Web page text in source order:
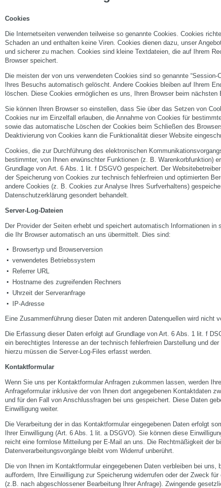
Cookies
Die Internetseiten verwenden teilweise so genannte Cookies. Cookies
Schaden an und enthalten keine Viren. Cookies dienen dazu, unser
und sicherer zu machen. Cookies sind kleine Textdateien, die auf Ihrem
Browser speichert.
Die meisten der von uns verwendeten Cookies sind so genannte “Session-
Ihres Besuchs automatisch gelöscht. Andere Cookies bleiben auf Ihrem
löschen. Diese Cookies ermöglichen es uns, Ihren Browser beim nächsten
Sie können Ihren Browser so einstellen, dass Sie über das Setzen von
Cookies nur im Einzelfall erlauben, die Annahme von Cookies für
sowie das automatische Löschen der Cookies beim Schließen des
Deaktivierung von Cookies kann die Funktionalität dieser Website
Cookies, die zur Durchführung des elektronischen
bestimmter, von Ihnen erwünschter Funktionen (z. B. Warenkorbfunktion)
Grundlage von Art. 6 Abs. 1 lit. f DSGVO gespeichert. Der
der Speicherung von Cookies zur technisch fehlerfreien und optimierten
andere Cookies (z. B. Cookies zur Analyse Ihres Surfverhaltens)
Datenschutzerklärung gesondert behandelt.
Server-Log-Dateien
Der Provider der Seiten erhebt und speichert automatisch Informationen in
die Ihr Browser automatisch an uns übermittelt. Dies sind:
Browsertyp und Browserversion
verwendetes Betriebssystem
Referrer URL
Hostname des zugreifenden Rechners
Uhrzeit der Serveranfrage
IP-Adresse
Eine Zusammenführung dieser Daten mit anderen Datenquellen wird nicht
Die Erfassung dieser Daten erfolgt auf Grundlage von Art. 6 Abs. 1 lit. f
ein berechtigtes Interesse an der technisch fehlerfreien Darstellung und
hierzu müssen die Server-Log-Files erfasst werden.
Kontaktformular
Wenn Sie uns per Kontaktformular Anfragen zukommen lassen, werden
Anfrageformular inklusive der von Ihnen dort angegebenen Kontaktdaten
und für den Fall von Anschlussfragen bei uns gespeichert. Diese Daten
Einwilligung weiter.
Die Verarbeitung der in das Kontaktformular eingegebenen Daten erfolgt
Ihrer Einwilligung (Art. 6 Abs. 1 lit. a DSGVO). Sie können diese
reicht eine formlose Mitteilung per E-Mail an uns. Die Rechtmäßigkeit der
Datenverarbeitungsvorgänge bleibt vom Widerruf unberührt.
Die von Ihnen im Kontaktformular eingegebenen Daten verbleiben bei uns,
auffordern, Ihre Einwilligung zur Speicherung widerrufen oder der Zweck
(z.B. nach abgeschlossener Bearbeitung Ihrer Anfrage). Zwingende